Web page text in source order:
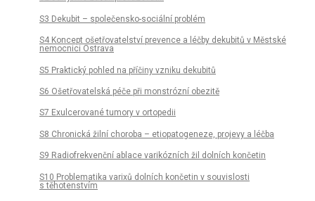
S3 Dekubit – společensko-sociální problém
S4 Koncept ošetřovatelství prevence a léčby dekubitů v Městské
nemocnici Ostrava
S5 Praktický pohled na příčiny vzniku dekubitů
S6 Ošetřovatelská péče při monstrózní obezitě
S7 Exulcerované tumory v ortopedii
S8 Chronická žilní choroba – etiopatogeneze, projevy a léčba
S9 Radiofrekvenční ablace varikózních žil dolních končetin
S10 Problematika varixů dolních končetin v souvislosti
s těhotenstvím